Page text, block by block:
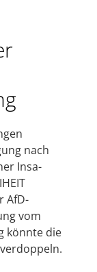
nach
Insa-
AfD-
vom
könnte die